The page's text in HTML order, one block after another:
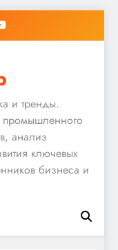
и тренды.
промышленного
анализ
ключевых
бизнеса и